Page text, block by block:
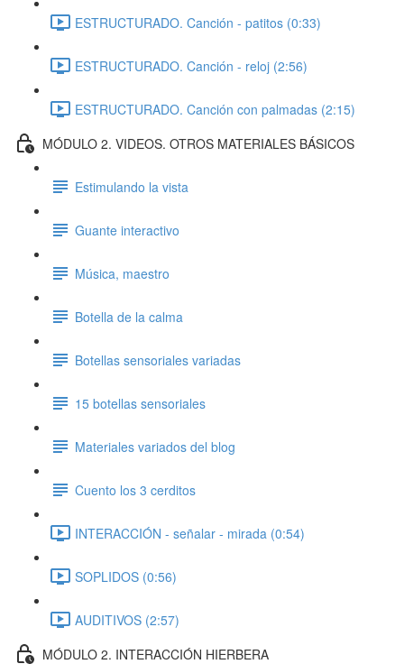
ESTRUCTURADO. Canción - patitos (0:33)
ESTRUCTURADO. Canción - reloj (2:56)
ESTRUCTURADO. Canción con palmadas (2:15)
MÓDULO 2. VIDEOS. OTROS MATERIALES BÁSICOS
Estimulando la vista
Guante interactivo
Música, maestro
Botella de la calma
Botellas sensoriales variadas
15 botellas sensoriales
Materiales variados del blog
Cuento los 3 cerditos
INTERACCIÓN - señalar - mirada (0:54)
SOPLIDOS (0:56)
AUDITIVOS (2:57)
MÓDULO 2. INTERACCIÓN HIERBERA